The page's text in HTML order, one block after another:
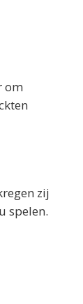
om
zij
spelen.